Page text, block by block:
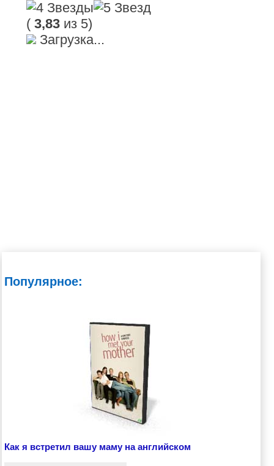
( 3,83из 5)
Загрузка...
Популярное:
Как я встретил вашу маму на английском